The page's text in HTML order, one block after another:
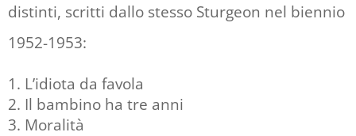
distinti, scritti dallo stesso Sturgeon nel biennio
1952-1953:
L’idiota da favola
Il bambino ha tre anni
Moralità